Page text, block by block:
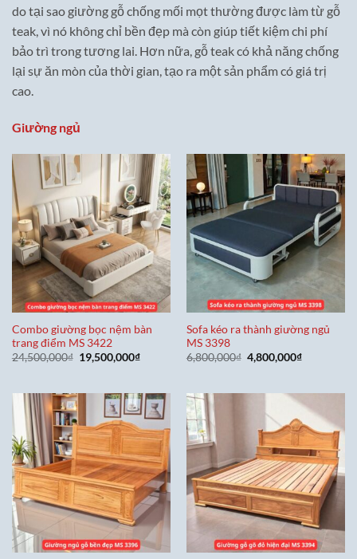
do tại sao giường gỗ chống mối mọt thường được làm từ gỗ
teak, vì nó không chỉ bền đẹp mà còn giúp tiết kiệm chi phí
bảo trì trong tương lai. Hơn nữa, gỗ teak có khả năng chống
lại sự ăn mòn của thời gian, tạo ra một sản phẩm có giá trị
cao.
Giường ngủ
Combo giường bọc nệm bàn
trang điểm MS 3422
24,500,000₫ Giá
gốc
19,500,000₫Giá
19,500,000₫.
Sofa kéo ra thành giường ngủ
MS 3398
6,800,000₫ Giá
gốc
4,800,000₫Giá